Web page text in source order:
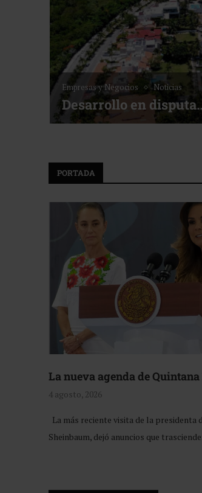
Empresas y Negocios Noticias
Desarrollo en
PORTADA
La nueva agenda de Quintana
4 agosto, 2026
La más reciente visita de la presidenta
Sheinbaum, dejó anuncios que